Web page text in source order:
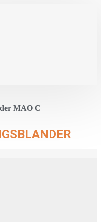
MAO C